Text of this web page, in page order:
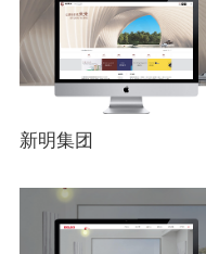
新明集团